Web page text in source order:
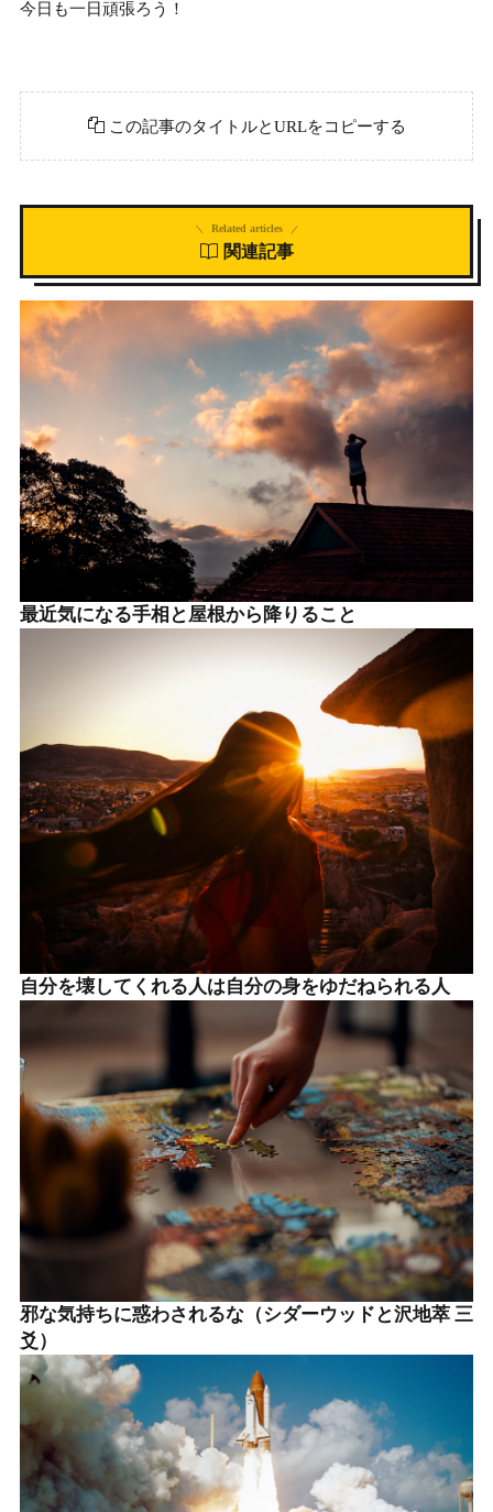
今日も一日頑張ろう！
この記事のタイトルとURLをコピーする
関連記事
Related articles
最近気になる手相と屋根から降りること
自分を壊してくれる人は自分の身をゆだねられる人
邪な気持ちに惑わされるな（シダーウッドと沢地萃 三
爻）